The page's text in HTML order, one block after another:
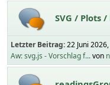
SVG / Plots
Letzter Beitrag:22 Juni
Aw: svg.js - Vorschlag f...von